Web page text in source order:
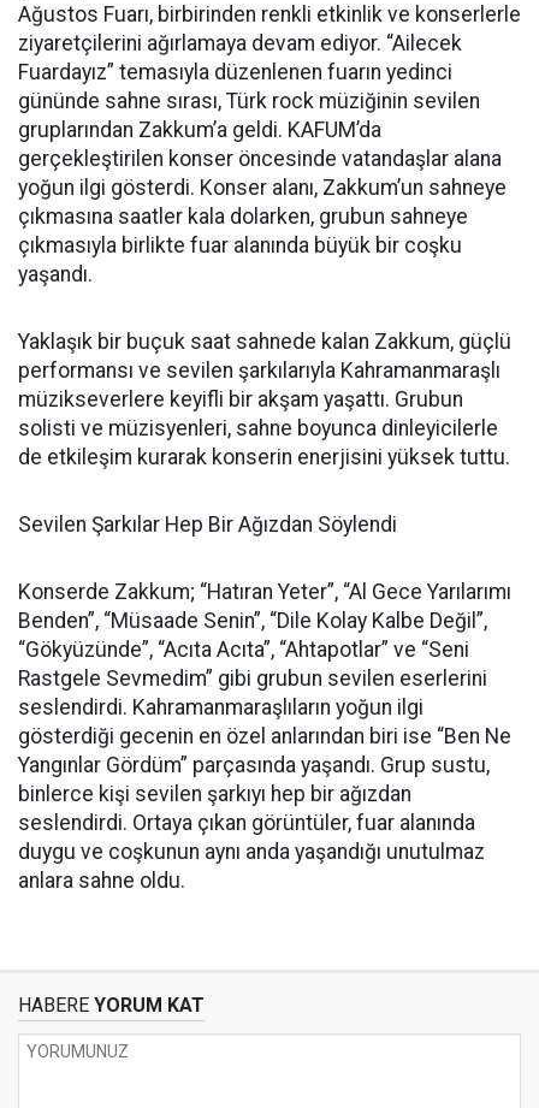
Ağustos Fuarı, birbirinden renkli etkinlik ve konserlerle
ziyaretçilerini ağırlamaya devam ediyor. “Ailecek
Fuardayız” temasıyla düzenlenen fuarın yedinci
gününde sahne sırası, Türk rock müziğinin sevilen
gruplarından Zakkum’a geldi. KAFUM’da
gerçekleştirilen konser öncesinde vatandaşlar alana
yoğun ilgi gösterdi. Konser alanı, Zakkum’un sahneye
çıkmasına saatler kala dolarken, grubun sahneye
çıkmasıyla birlikte fuar alanında büyük bir coşku
yaşandı.
Yaklaşık bir buçuk saat sahnede kalan Zakkum, güçlü
performansı ve sevilen şarkılarıyla Kahramanmaraşlı
müzikseverlere keyifli bir akşam yaşattı. Grubun
solisti ve müzisyenleri, sahne boyunca dinleyicilerle
de etkileşim kurarak konserin enerjisini yüksek tuttu.
Sevilen Şarkılar Hep Bir Ağızdan Söylendi
Konserde Zakkum; “Hatıran Yeter”, “Al Gece Yarılarımı
Benden”, “Müsaade Senin”, “Dile Kolay Kalbe Değil”,
“Gökyüzünde”, “Acıta Acıta”, “Ahtapotlar” ve “Seni
Rastgele Sevmedim” gibi grubun sevilen eserlerini
seslendirdi. Kahramanmaraşlıların yoğun ilgi
gösterdiği gecenin en özel anlarından biri ise “Ben Ne
Yangınlar Gördüm” parçasında yaşandı. Grup sustu,
binlerce kişi sevilen şarkıyı hep bir ağızdan
seslendirdi. Ortaya çıkan görüntüler, fuar alanında
duygu ve coşkunun aynı anda yaşandığı unutulmaz
anlara sahne oldu.
HABERE YORUM KAT